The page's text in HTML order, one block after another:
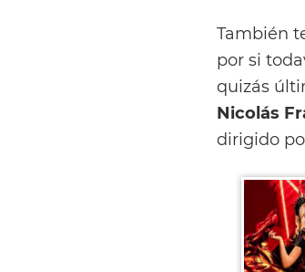
También
por si
quizás
Nicolás
dirigido